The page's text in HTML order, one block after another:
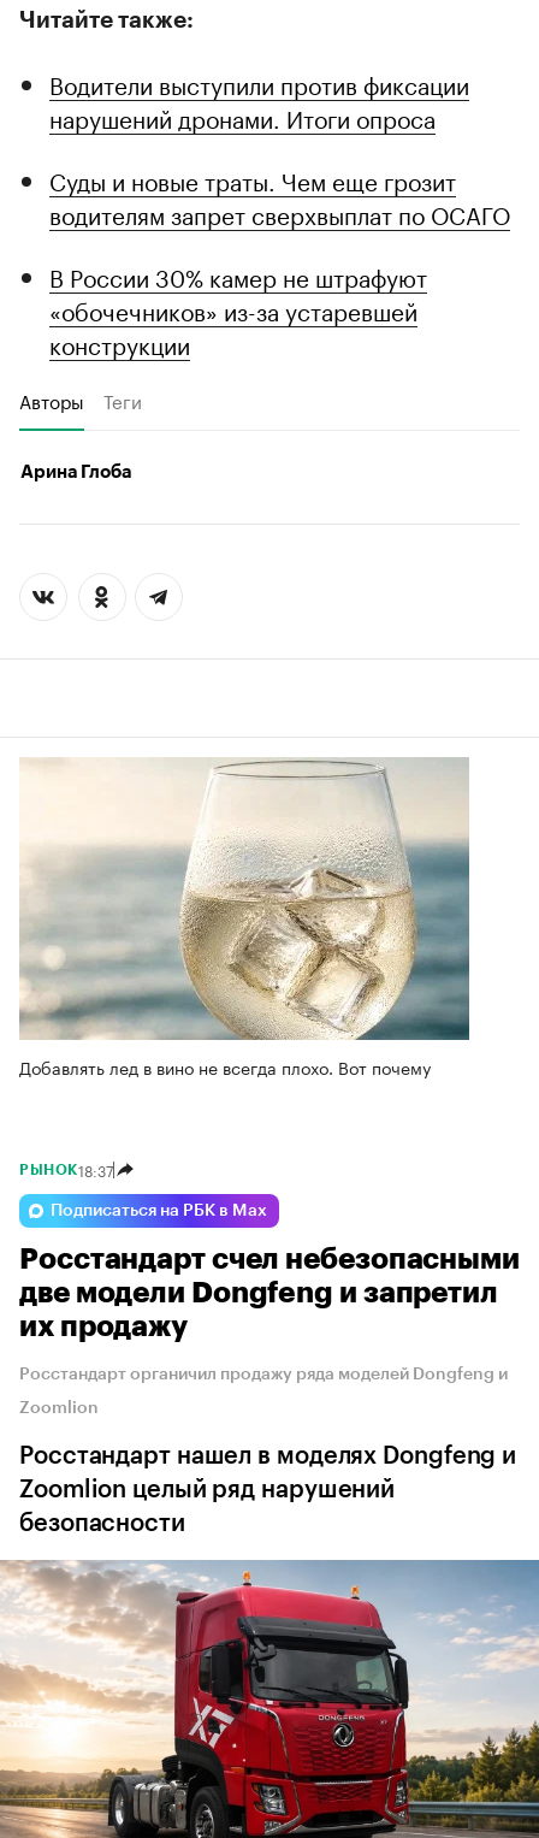
Читайте также:
Водители выступили против фиксации
нарушений дронами. Итоги опроса
Суды и новые траты. Чем еще грозит
водителям запрет сверхвыплат по ОСАГО
В России 30% камер не штрафуют
«обочечников» из-за устаревшей
конструкции
Авторы Теги
Арина Глоба
Добавлять лед в вино не всегда плохо. Вот почему
РЫНОК18:37
Подписаться на РБК в Max
Росстандарт счел небезопасными
две модели Dongfeng и запретил
их продажу
Росстандарт органичил продажу ряда моделей Dongfeng и
Zoomlion
Росстандарт нашел в моделях Dongfeng и
Zoomlion целый ряд нарушений
безопасности